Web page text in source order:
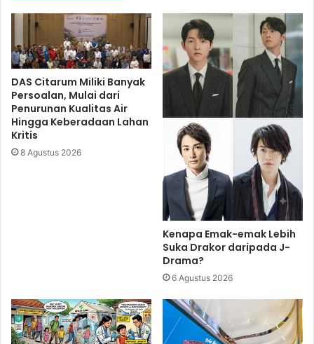
DAS Citarum Miliki Banyak
Persoalan, Mulai dari
Penurunan Kualitas Air
Hingga Keberadaan Lahan
Kritis
8 Agustus 2026
Kenapa Emak-emak Lebih
Suka Drakor daripada J-
Drama?
6 Agustus 2026